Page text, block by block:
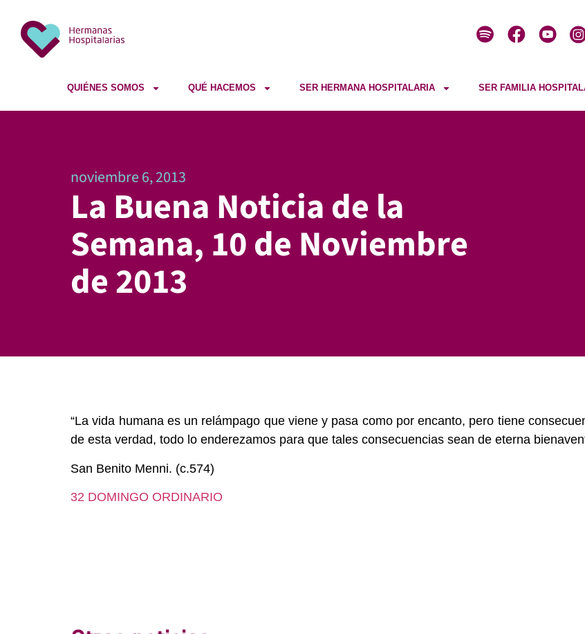
QUIÉNES SOMOS QUÉ HACEMOS SER HERMANA HOSPITALARIA SER FAMILIA
noviembre 6, 2013
La Buena Noticia de la
Semana, 10 de Noviembre
de 2013
“La vida humana es un relámpago que viene y pasa como por encanto, pero tiene
de esta verdad, todo lo enderezamos para que tales consecuencias sean de eterna
San Benito Menni. (c.574)
32 DOMINGO ORDINARIO